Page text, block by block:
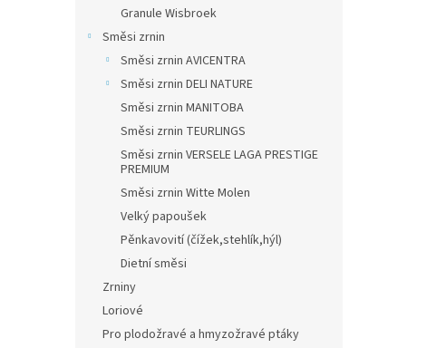
Granule Wisbroek
Směsi zrnin
Směsi zrnin AVICENTRA
Směsi zrnin DELI NATURE
Směsi zrnin MANITOBA
Směsi zrnin TEURLINGS
Směsi zrnin VERSELE LAGA PRESTIGE
PREMIUM
Směsi zrnin Witte Molen
Velký papoušek
Pěnkavovití (čížek,stehlík,hýl)
Dietní směsi
Zrniny
Loriové
Pro plodožravé a hmyzožravé ptáky